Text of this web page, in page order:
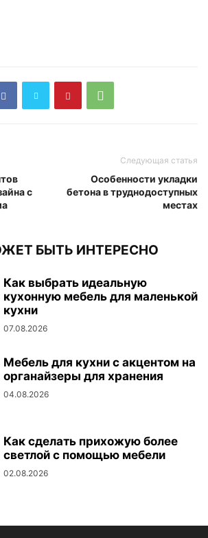
с
Следующая статья
Особенности укладки
бетона в труднодоступных
местах
БЫТЬ ИНТЕРЕСНО
Как выбрать идеальную
кухонную мебель для маленькой
кухни
07.08.2026
Мебель для кухни с акцентом на
органайзеры для хранения
04.08.2026
Как сделать прихожую более
светлой с помощью мебели
02.08.2026